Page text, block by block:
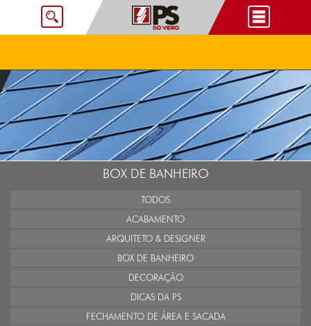
BOX DE BANHEIRO
TODOS
ACABAMENTO
ARQUITETO & DESIGNER
BOX DE BANHEIRO
DECORAÇÃO
DICAS DA PS
FECHAMENTO DE ÁREA E SACADA